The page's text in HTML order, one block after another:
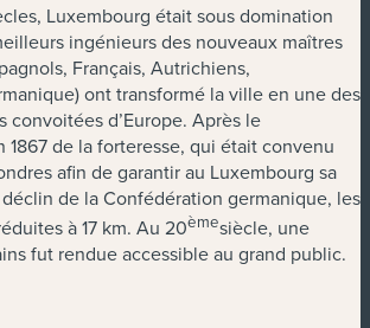
Luxembourg était sous domination
ingénieurs des nouveaux maîtres
Français, Autrichiens,
ont transformé la ville en une des
convoitées d’Europe. Après le
de la forteresse, qui était convenu
afin de garantir au Luxembourg sa
de la Confédération germanique, les
à 17 km. Au 20èmesiècle, une
fut rendue accessible au grand public.